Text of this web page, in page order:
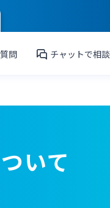
問 チャットで相談
いて